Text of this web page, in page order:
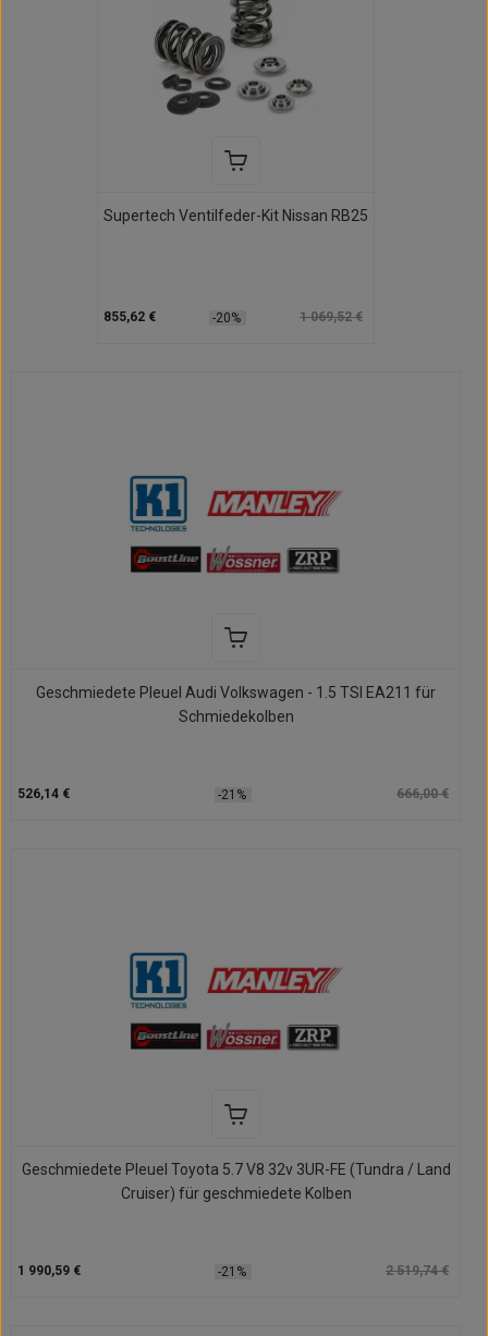
Supertech Ventilfeder-Kit Nissan RB25
855,62 € -20% 1 069,52 €
Geschmiedete Pleuel Audi Volkswagen - 1.5 TSI EA211 für
Schmiedekolben
526,14 € -21% 666,00 €
Geschmiedete Pleuel Toyota 5.7 V8 32v 3UR-FE (Tundra / Land
Cruiser) für geschmiedete Kolben
1 990,59 € -21% 2 519,74 €